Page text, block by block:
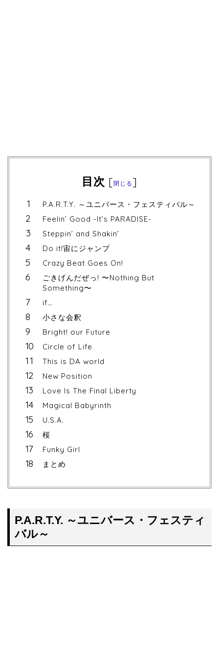
目次 [閉じる ]
P.A.R.T.Y. ～ユニバース・フェスティバル～
Feelin’ Good -It’s PARADISE-
Steppin’ and Shakin’
Do it!宙にジャンプ
Crazy Beat Goes On!
ごきげんだぜっ! 〜Nothing But
Something〜
if…
小さな会釈
Bright! our Future
Circle of Life
This is DA world
New Position
Love Is The Final Liberty
Magical Babyrinth
U.S.A.
桜
Funky Girl
まとめ
P.A.R.T.Y. ～ユニバース・フェスティ
バル～